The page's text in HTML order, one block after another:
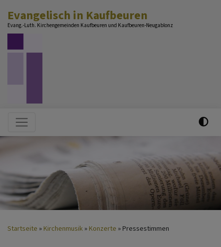
zum
Inhalt
Evangelisch in Kaufbeuren
Evang.-Luth. Kirchengemeinden Kaufbeuren und Kaufbeuren-Neugablonz
Hauptnavigation
Startseite Kirchenmusik Konzerte Pressestimmen